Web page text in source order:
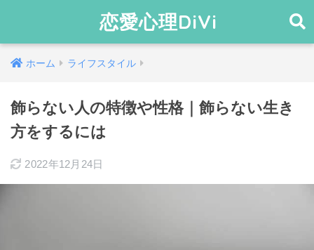
恋愛心理DiVi
ホーム ライフスタイル
飾らない人の特徴や性格｜飾らない生き
方をするには
2022年12月24日